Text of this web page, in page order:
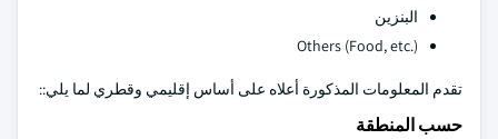
البنزين
Others (Food, etc.)
تقدم المعلومات المذكورة أعلاه على أساس إقليمي وقطري لما يلي::
حسب المنطقة